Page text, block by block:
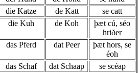
die Katze de Katt
se catt
die Kuh de Koh
þæt cú, séo
hriðer
das Pferd dat Peer
þæt hors, se
éoh
das Schaf dat Schaap
se scéap